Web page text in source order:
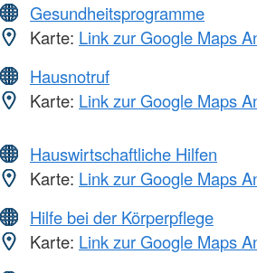
Gesundheitsprogramme
Karte: Link zur Google Maps
Hausnotruf
Karte: Link zur Google Maps
Hauswirtschaftliche Hilfen
Karte: Link zur Google Maps
Hilfe bei der Körperpflege
Karte: Link zur Google Maps